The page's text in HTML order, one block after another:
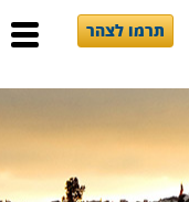
תרמו לצהר